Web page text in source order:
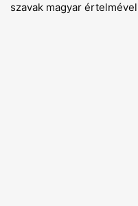
szavak magyar